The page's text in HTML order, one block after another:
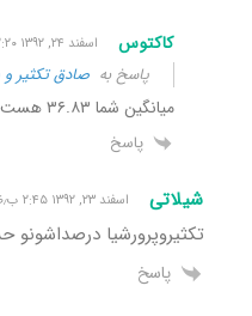
کاکتوس اسفند ۲۴, ۱۳۹۲ ۲:۲۰ ب٫ظ
پاسخ به صادق تکثیر
میانگین شما ۳۶.۸۳ هست
پاسخ
شیلاتی اسفند ۲۳, ۱۳۹۲ ۲:۴۵ ب٫ظ
تکثیروپرورشیا
پاسخ